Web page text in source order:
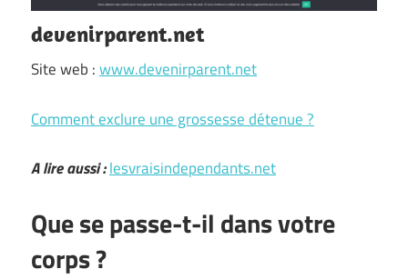
devenirparent.net
Site web :www.devenirparent.net
Comment exclure une grossesse détenue ?
A lire aussi :lesvraisindependants.net
Que se passe-t-il dans votre
corps ?